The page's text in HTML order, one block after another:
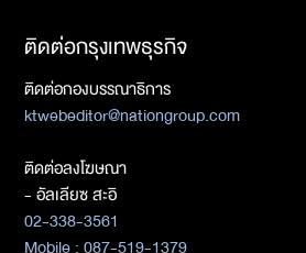
ติดต่อกรุงเทพธุรกิจ
ติดต่อกองบรรณาธิการ
ktwebeditor@nationgroup.com
ติดต่อลงโฆษณา
- อัลเลียซ สะอิ
02-338-3561